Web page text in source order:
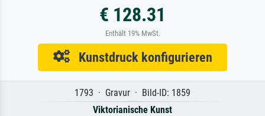
€ 128.31
Enthält 19% MwSt.
Kunstdruck konfigurieren
1793 · Gravur · Bild-ID: 1859
Viktorianische Kunst